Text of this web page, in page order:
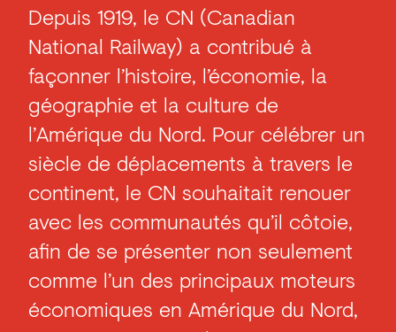
Depuis 1919, le CN (Canadian
National Railway) a contribué à
façonner l’histoire, l’économie, la
géographie et la culture de
l’Amérique du Nord. Pour célébrer un
siècle de déplacements à travers le
continent, le CN souhaitait renouer
avec les communautés qu’il côtoie,
afin de se présenter non seulement
comme l’un des principaux moteurs
économiques en Amérique du Nord,